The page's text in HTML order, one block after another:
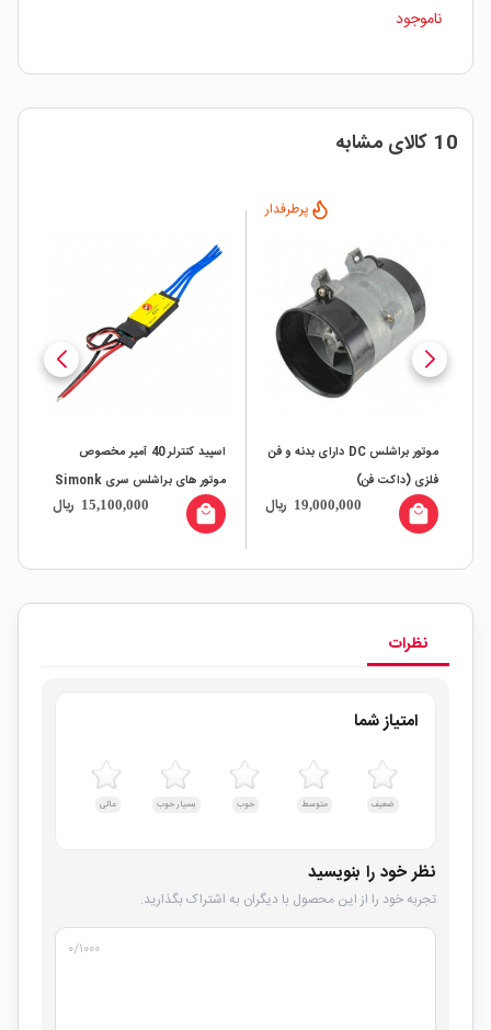
ناموجود
10 کالای مشابه
پرطرفدار
موتور براشلس DC دارای بدنه و فن
فلزی (داکت فن)
19,000,000 ریال local_mall
اسپید کنترلر 40 آمپر مخصوص
موتور های براشلس سری Simonk
Firmware
15,100,000 ریال local_mall
نظرات
امتیاز شما
ضعیف متوسط خوب بسیار خوب عالی
نظر خود را بنویسید
تجربه خود را از این محصول با دیگران به اشتراک بگذارید.
۰/۱۰۰۰